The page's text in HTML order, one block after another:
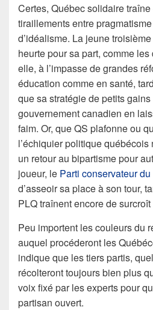
Certes, Québec solidaire
tiraillements entre
d’idéalisme. La jeune
heurte pour sa part, comme
elle, à l’impasse de grandes
éducation comme en santé,
que sa stratégie de petits
gouvernement canadien en
faim. Or, que QS plafonne ou
l’échiquier politique
un retour au bipartisme pour
joueur, le Parti conservateur
d’asseoir sa place à son tour,
PLQ traînent encore de
Peu importent les couleurs du
auquel procéderont les
indique que les tiers partis,
récolteront toujours bien plus
voix fixé par les experts pour
partisan ouvert.